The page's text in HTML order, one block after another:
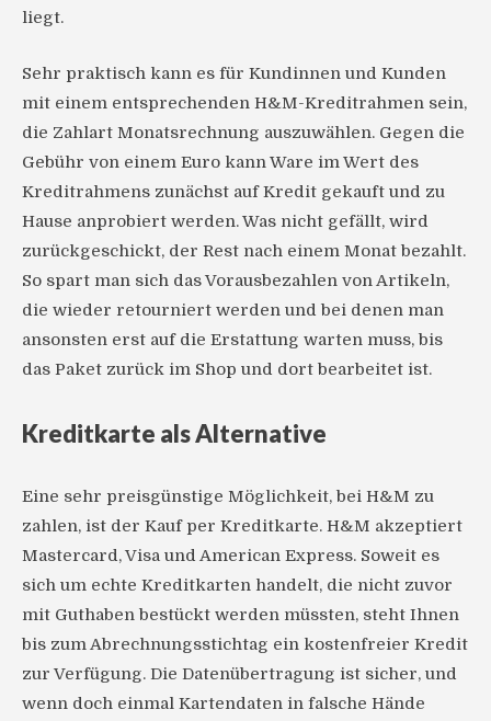
liegt.
Sehr praktisch kann es für Kundinnen und Kunden
mit einem entsprechenden H&M-Kreditrahmen sein,
die Zahlart Monatsrechnung auszuwählen. Gegen die
Gebühr von einem Euro kann Ware im Wert des
Kreditrahmens zunächst auf Kredit gekauft und zu
Hause anprobiert werden. Was nicht gefällt, wird
zurückgeschickt, der Rest nach einem Monat bezahlt.
So spart man sich das Vorausbezahlen von Artikeln,
die wieder retourniert werden und bei denen man
ansonsten erst auf die Erstattung warten muss, bis
das Paket zurück im Shop und dort bearbeitet ist.
Kreditkarte als Alternative
Eine sehr preisgünstige Möglichkeit, bei H&M zu
zahlen, ist der Kauf per Kreditkarte. H&M akzeptiert
Mastercard, Visa und American Express. Soweit es
sich um echte Kreditkarten handelt, die nicht zuvor
mit Guthaben bestückt werden müssten, steht Ihnen
bis zum Abrechnungsstichtag ein kostenfreier Kredit
zur Verfügung. Die Datenübertragung ist sicher, und
wenn doch einmal Kartendaten in falsche Hände